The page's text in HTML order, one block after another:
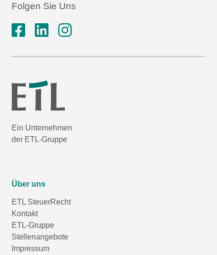
Folgen Sie Uns
Ein Unternehmen
der ETL-Gruppe
Über uns
ETL SteuerRecht
Kontakt
ETL-Gruppe
Stellenangebote
Impressum